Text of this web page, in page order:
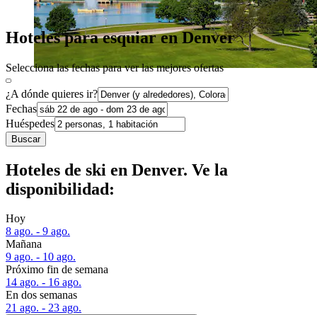
Hoteles para esquiar en Denver
Selecciona las fechas para ver las mejores ofertas
¿A dónde quieres ir?
Fechas
Huéspedes
Buscar
Hoteles de ski en Denver. Ve la
disponibilidad:
Hoy
8 ago. - 9 ago.
Mañana
9 ago. - 10 ago.
Próximo fin de semana
14 ago. - 16 ago.
En dos semanas
21 ago. - 23 ago.